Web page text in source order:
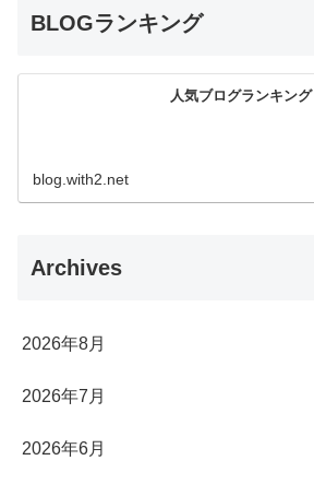
BLOGランキング
人気ブログランキング
blog.with2.net
Archives
2026年8月
2026年7月
2026年6月